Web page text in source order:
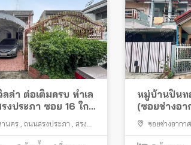
ลล่า ต่อเติมครบ ทำเล
งประภา ซอย 16 ใกล้
เมือง
านคร ถนนสรงประภา
สรง
ดอนเมือง
หมู่บ้านปิ่นท
(ซอยช่างอา
ครบ ใกล้สน
ซอยช่างอากา
กรุงเทพมหานคร